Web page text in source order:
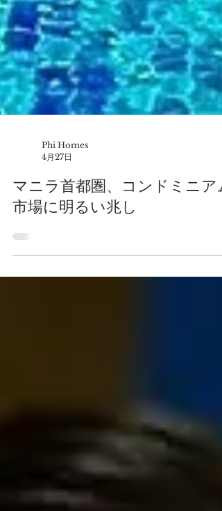
Phi Homes
4月27日
マニラ首都圏、コンドミニア
市場に明るい兆し